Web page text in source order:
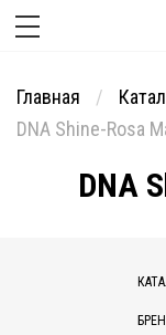
Главная
DNA Shine-Rosa
DNA